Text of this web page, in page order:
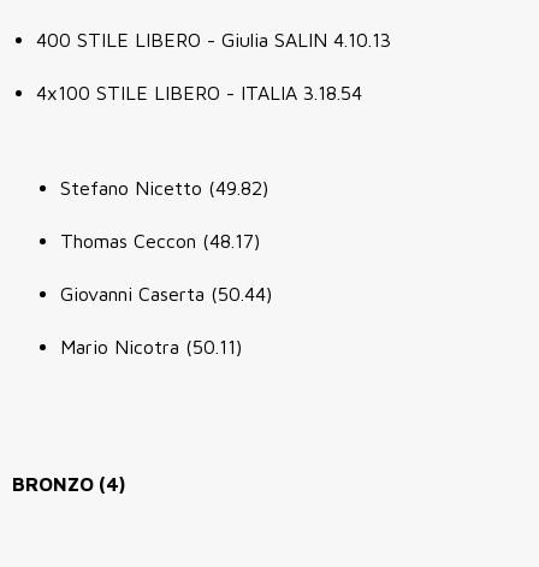
400 STILE LIBERO - Giulia SALIN 4.10.13
4x100 STILE LIBERO - ITALIA 3.18.54
Stefano Nicetto (49.82)
Thomas Ceccon (48.17)
Giovanni Caserta (50.44)
Mario Nicotra (50.11)
BRONZO (4)